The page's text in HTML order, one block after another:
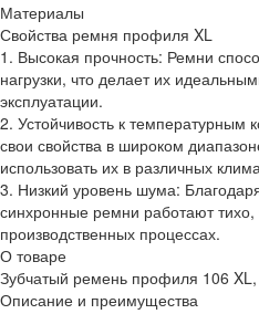
Материалы
Свойства ремня профиля XL
1. Высокая прочность: Ремни
нагрузки, что делает их
эксплуатации.
2. Устойчивость к
свои свойства в широком
использовать их в различных
3. Низкий уровень шума:
синхронные ремни работают
производственных процессах.
О товаре
Зубчатый ремень профиля 106
Описание и преимущества